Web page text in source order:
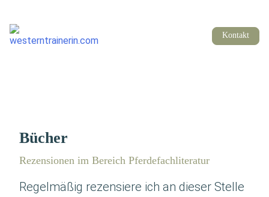
Kontakt
Bücher
Rezen­sio­nen im Bereich Pferdefachliteratur
Regel­mä­ßig rezen­sie­re ich an die­ser Stel­le